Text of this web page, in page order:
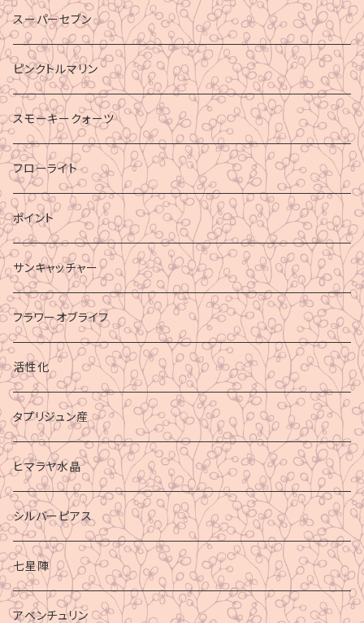
スーパーセブン
ピンクトルマリン
スモーキークォーツ
フローライト
ポイント
サンキャッチャー
フラワーオブライフ
活性化
タプリジュン産
ヒマラヤ水晶
シルバーピアス
七星陣
アベンチュリン